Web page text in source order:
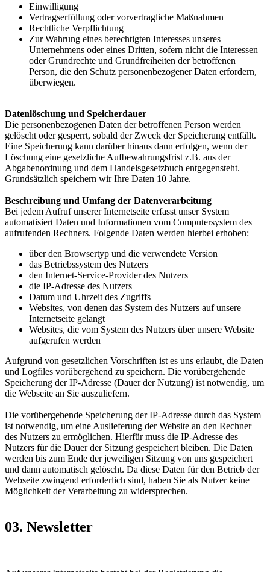
Einwilligung
Vertragserfüllung oder vorvertragliche Maßnahmen
Rechtliche Verpflichtung
Zur Wahrung eines berechtigten Interesses unseres
Unternehmens oder eines Dritten, sofern nicht die Interessen
oder Grundrechte und Grundfreiheiten der betroffenen
Person, die den Schutz personenbezogener Daten erfordern,
überwiegen.
Datenlöschung und Speicherdauer
Die personenbezogenen Daten der betroffenen Person werden
gelöscht oder gesperrt, sobald der Zweck der Speicherung entfällt.
Eine Speicherung kann darüber hinaus dann erfolgen, wenn der
Löschung eine gesetzliche Aufbewahrungsfrist z.B. aus der
Abgabenordnung und dem Handelsgesetzbuch entgegensteht.
Grundsätzlich speichern wir Ihre Daten 10 Jahre.
Beschreibung und Umfang der Datenverarbeitung
Bei jedem Aufruf unserer Internetseite erfasst unser System
automatisiert Daten und Informationen vom Computersystem des
aufrufenden Rechners. Folgende Daten werden hierbei erhoben:
über den Browsertyp und die verwendete Version
das Betriebssystem des Nutzers
den Internet-Service-Provider des Nutzers
die IP-Adresse des Nutzers
Datum und Uhrzeit des Zugriffs
Websites, von denen das System des Nutzers auf unsere
Internetseite gelangt
Websites, die vom System des Nutzers über unsere Website
aufgerufen werden
Aufgrund von gesetzlichen Vorschriften ist es uns erlaubt, die Daten
und Logfiles vorübergehend zu speichern. Die vorübergehende
Speicherung der IP-Adresse (Dauer der Nutzung) ist notwendig, um
die Webseite an Sie auszuliefern.
Die vorübergehende Speicherung der IP-Adresse durch das System
ist notwendig, um eine Auslieferung der Website an den Rechner
des Nutzers zu ermöglichen. Hierfür muss die IP-Adresse des
Nutzers für die Dauer der Sitzung gespeichert bleiben. Die Daten
werden bis zum Ende der jeweiligen Sitzung von uns gespeichert
und dann automatisch gelöscht. Da diese Daten für den Betrieb der
Webseite zwingend erforderlich sind, haben Sie als Nutzer keine
Möglichkeit der Verarbeitung zu widersprechen.
03. Newsletter